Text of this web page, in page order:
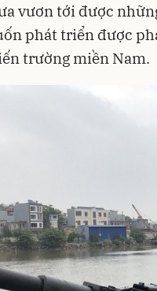
vươn tới được
phát triển được
trường miền Nam.